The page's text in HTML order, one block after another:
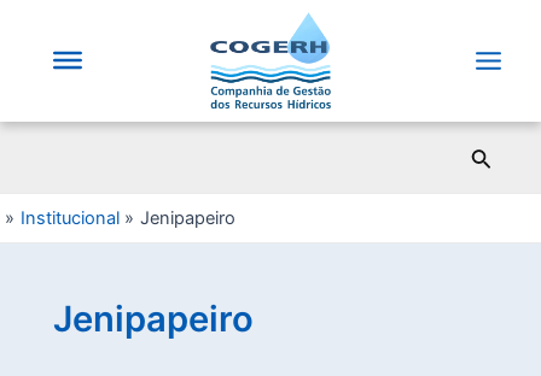
Institucional Jenipapeiro
Jenipapeiro